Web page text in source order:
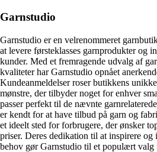
Garnstudio
Garnstudio er en velrenommeret
at levere førsteklasses garnprodukter og
kunder. Med et fremragende udvalg af
kvaliteter har Garnstudio opnået
Kundeanmeldelser roser butikkens
mønstre, der tilbyder noget for enhver
passer perfekt til de nævnte
er kendt for at have tilbud på garn og
et ideelt sted for forbrugere, der ønsker
priser. Deres dedikation til at inspirere og
behov gør Garnstudio til et populært valg